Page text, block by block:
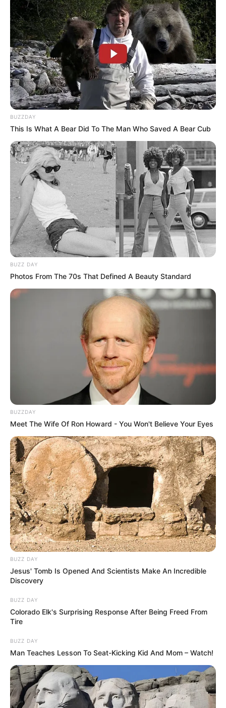
BUZZDAY
This Is What A Bear Did To The Man Who Saved A Bear Cub
BUZZ DAY
Photos From The 70s That Defined A Beauty Standard
BUZZDAY
Meet The Wife Of Ron Howard - You Won't Believe Your Eyes
BUZZ DAY
Jesus' Tomb Is Opened And Scientists Make An Incredible
Discovery
BUZZ DAY
Colorado Elk's Surprising Response After Being Freed From
Tire
BUZZ DAY
Man Teaches Lesson To Seat-Kicking Kid And Mom – Watch!